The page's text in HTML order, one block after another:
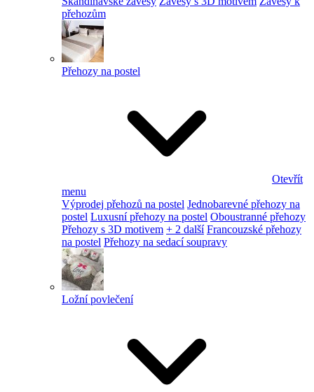
přehozům
Přehozy na postel
Otevřít
menu
Výprodej přehozů na postel Jednobarevné přehozy na
postel Luxusní přehozy na postel Oboustranné přehozy
Přehozy s 3D motivem + 2 další Francouzské přehozy
na postel Přehozy na sedací soupravy
Ložní povlečení